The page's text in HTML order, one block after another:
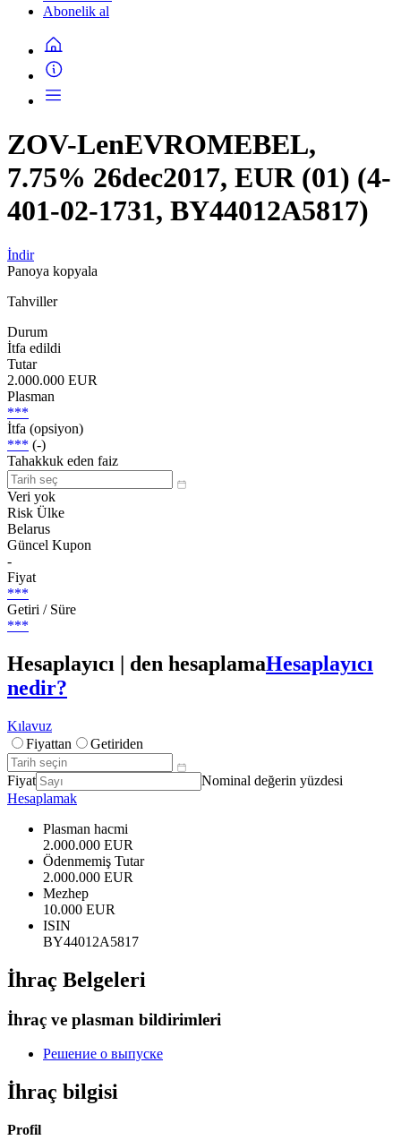
Abonelik al
ZOV-LenEVROMEBEL,
7.75% 26dec2017, EUR (01) (4-
401-02-1731, BY44012A5817)
İndir
Panoya kopyala
Tahviller
Durum
İtfa edildi
Tutar
2.000.000 EUR
Plasman
***
İtfa (opsiyon)
*** (-)
Tahakkuk eden faiz
Veri yok
Risk Ülke
Belarus
Güncel Kupon
-
Fiyat
***
Getiri / Süre
***
Hesaplayıcı | den hesaplamaHesaplayıcı
nedir?
Kılavuz
Fiyattan
Getiriden
Fiyat
Nominal değerin yüzdesi
Hesaplamak
Plasman hacmi
2.000.000 EUR
Ödenmemiş Tutar
2.000.000 EUR
Mezhep
10.000 EUR
ISIN
BY44012A5817
İhraç Belgeleri
İhraç ve plasman bildirimleri
Решение о выпуске
İhraç bilgisi
Profil